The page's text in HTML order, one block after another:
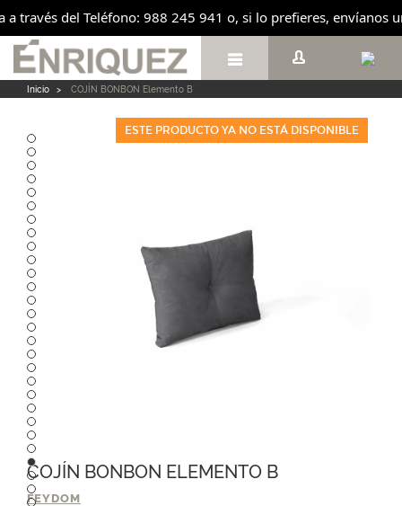
a través del Teléfono: 988 245 941 o, si lo prefieres, envíanos

Inicio > COJÍN BONBON Elemento B
ESTE PRODUCTO YA NO ESTÁ DISPONIBLE
COJÍN BONBON ELEMENTO B
FEYDOM